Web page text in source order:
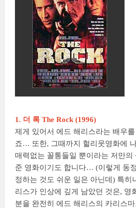
1. 더 록 The Rock (1996)
제게 있어서 에드 해리스라는 배우
죠… 또한, 그때까지 헐리웃영화에
매력없는 꼴통들일 뿐이라는 저만의
준 영화이기도 합니다… (이렇게 동
정하는 것도 쉬운 일은 아닌데) 특히
리스가 인상에 깊게 남았던 것은, 영
분을 완전히 에드 해리스의 카리스